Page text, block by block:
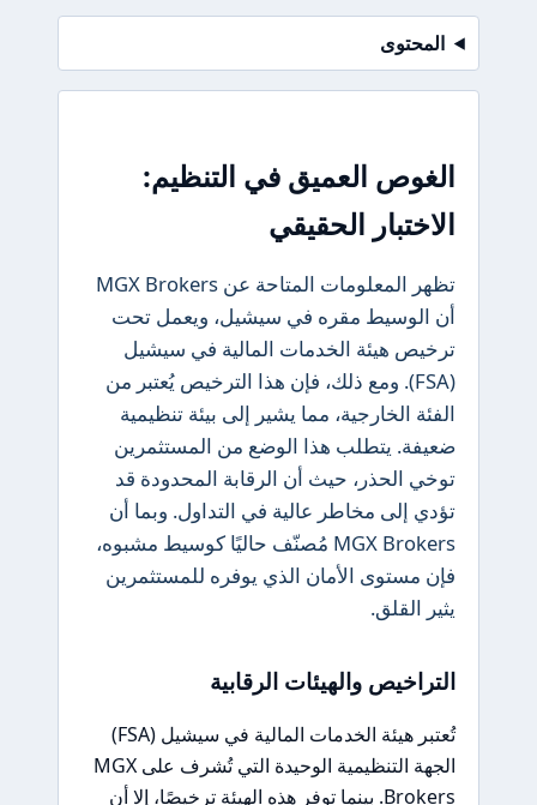
المحتوى
الغوص العميق في التنظيم:
الاختبار الحقيقي
تظهر المعلومات المتاحة عن MGX Brokers
أن الوسيط مقره في سيشيل، ويعمل تحت
ترخيص هيئة الخدمات المالية في سيشيل
(FSA). ومع ذلك، فإن هذا الترخيص يُعتبر من
الفئة الخارجية، مما يشير إلى بيئة تنظيمية
ضعيفة. يتطلب هذا الوضع من المستثمرين
توخي الحذر، حيث أن الرقابة المحدودة قد
تؤدي إلى مخاطر عالية في التداول. وبما أن
MGX Brokers مُصنّف حاليًا كوسيط مشبوه،
فإن مستوى الأمان الذي يوفره للمستثمرين
يثير القلق.
التراخيص والهيئات الرقابية
تُعتبر هيئة الخدمات المالية في سيشيل (FSA)
الجهة التنظيمية الوحيدة التي تُشرف على MGX
Brokers. بينما توفر هذه الهيئة ترخيصًا، إلا أن